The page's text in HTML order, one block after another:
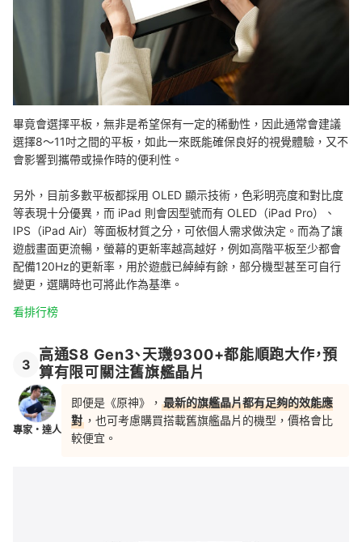
畢竟會選擇平板，無非是希望保有一定的稀動性，因此通常會建議
選擇8～11吋之間的平板，如此一來既能確保良好的視覺體驗，又不
會影響到攜帶或操作時的便利性。
另外，目前多數平板都採用 OLED 顯示技術，色彩明亮度和對比度
等表現十分優異，而 iPad 則會因型號而有 OLED（iPad Pro）、
IPS（iPad Air） 等面板材質之分，可依個人需求做決定。而為了讓
遊戲畫面更流暢，螢幕的更新率越高越好，例如高階平板至少都會
配備120Hz的更新率，用於遊戲已綽綽有餘 ，部分機型甚至可自行
變更， 選購時也可將此作為基準。
看排行榜
3
高通S8 Gen3、天璣9300+都能順跑大作，預
算有限可關注舊旗艦晶片
專家・達人
即便是《原神》， 最新的旗艦晶片都有足夠的效能應
對 ，也可考慮購買搭載舊旗艦晶片的機型，價格會比
較便宜。